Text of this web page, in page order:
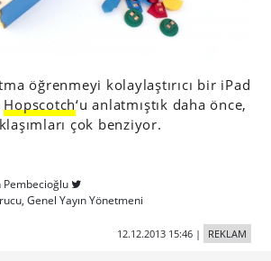
öğrenmeyi kolaylaştırıcı bir iPad
Hopscotch‘u anlatmıştık daha önce,
çok benziyor.
Pembecioğlu
Genel Yayın Yönetmeni
12.12.2013 15:46| REKLAM